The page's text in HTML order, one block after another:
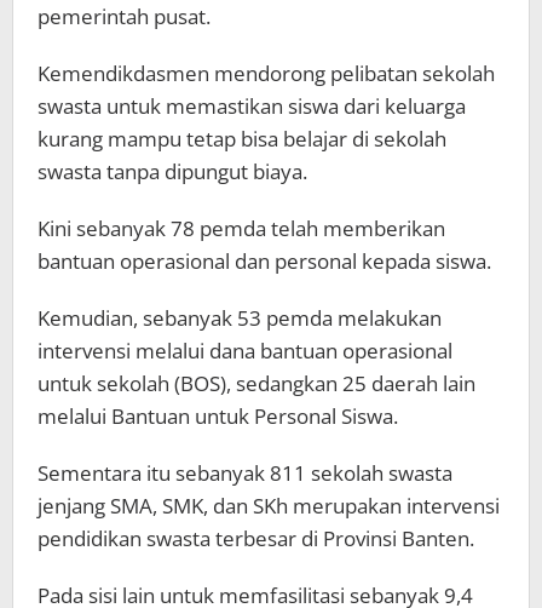
pemerintah pusat.
Kemendikdasmen mendorong pelibatan sekolah
swasta untuk memastikan siswa dari keluarga
kurang mampu tetap bisa belajar di sekolah
swasta tanpa dipungut biaya.
Kini sebanyak 78 pemda telah memberikan
bantuan operasional dan personal kepada siswa.
Kemudian, sebanyak 53 pemda melakukan
intervensi melalui dana bantuan operasional
untuk sekolah (BOS), sedangkan 25 daerah lain
melalui Bantuan untuk Personal Siswa.
Sementara itu sebanyak 811 sekolah swasta
jenjang SMA, SMK, dan SKh merupakan intervensi
pendidikan swasta terbesar di Provinsi Banten.
Pada sisi lain untuk memfasilitasi sebanyak 9,4